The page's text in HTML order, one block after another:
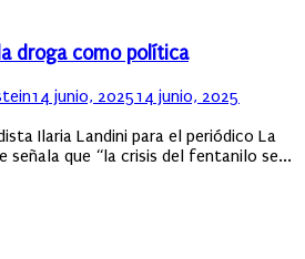
droga como política
Posted
14 junio, 202514 junio, 2025
Ilaria Landini para el periódico La
señala que “la crisis del fentanilo se...